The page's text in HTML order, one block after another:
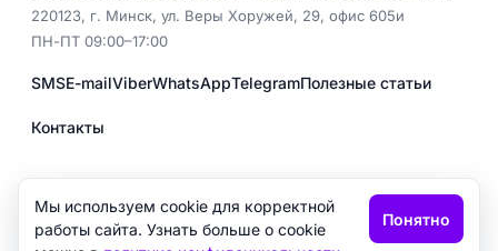
220123, г. Минск, ул. Веры Хоружей, 29, офис 605и
ПН-ПТ 09:00–17:00
SMSE-mailViberWhatsAppTelegramПолезные статьи
Контакты
EMAIL
office@messages.by
Политика конфиденциальности
Мы используем cookie для корректной
работы сайта. Узнать больше о cookie
Понятно